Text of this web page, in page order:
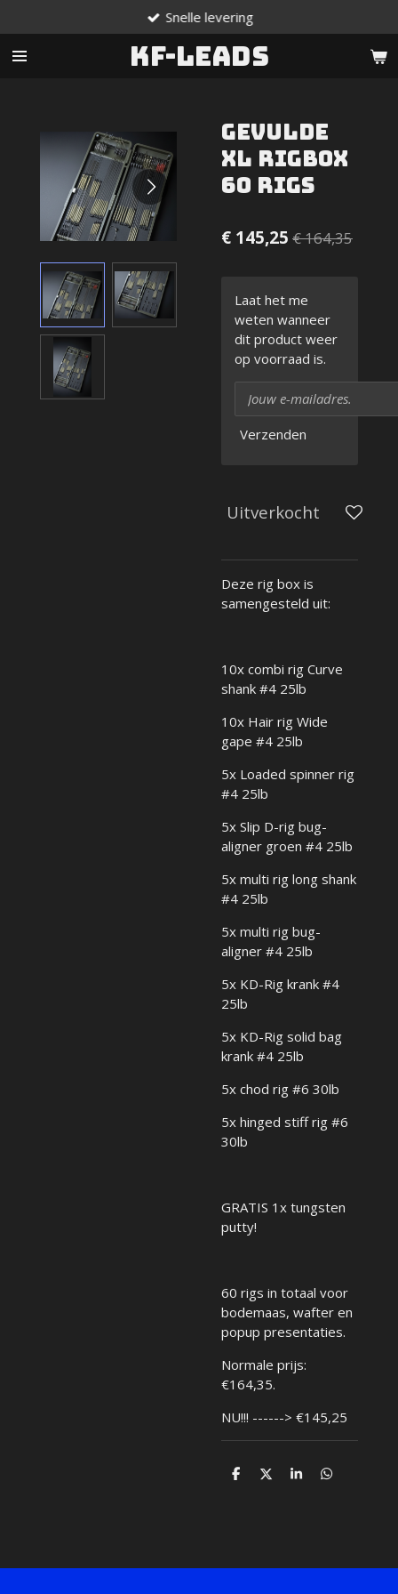
direct
naar
KF-Leads
Snelle levering
Gevulde
XL rigbox
60 rigs
€ 145,25 € 164,35
Laat het me
weten wanneer
dit product weer
op voorraad is.
Verzenden
Uitverkocht
Deze rig box is
samengesteld uit:
10x combi rig Curve
shank #4 25lb
10x Hair rig Wide
gape #4 25lb
5x Loaded spinner rig
#4 25lb
5x Slip D-rig bug-
aligner groen #4 25lb
5x multi rig long shank
#4 25lb
5x multi rig bug-
aligner #4 25lb
5x KD-Rig krank #4
25lb
5x KD-Rig solid bag
krank #4 25lb
5x chod rig #6 30lb
5x hinged stiff rig #6
30lb
GRATIS 1x tungsten
putty!
60 rigs in totaal voor
bodemaas, wafter en
popup presentaties.
Normale prijs:
€164,35.
NU!!! ------> €145,25
D
D
S
D